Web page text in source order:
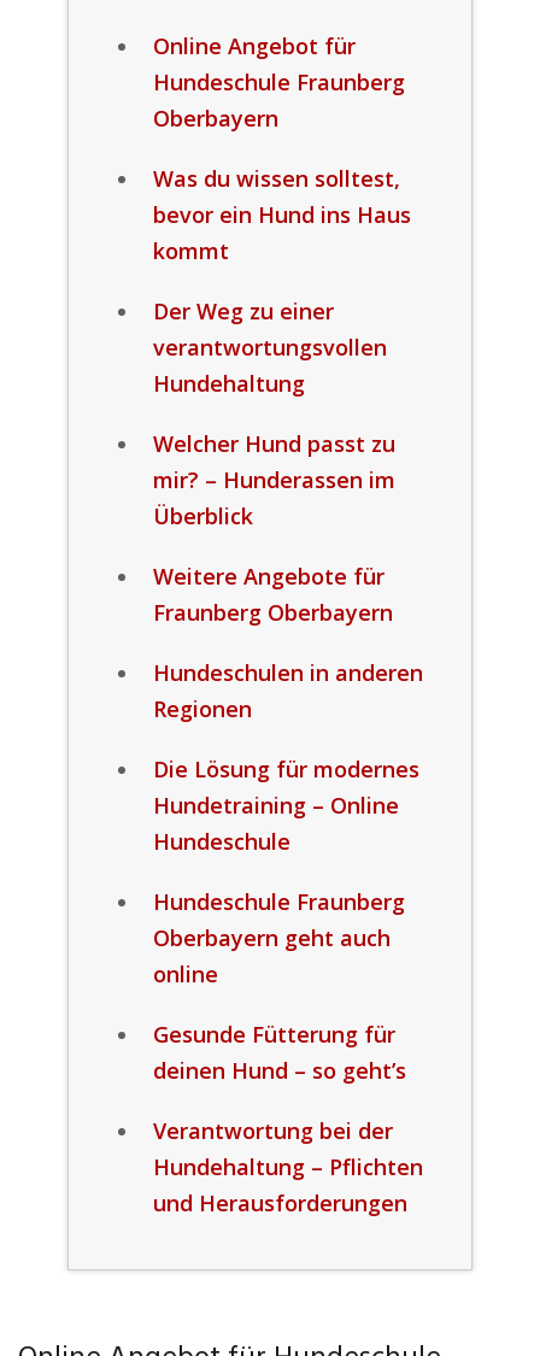
Online Angebot für
Hundeschule Fraunberg
Oberbayern
Was du wissen solltest,
bevor ein Hund ins Haus
kommt
Der Weg zu einer
verantwortungsvollen
Hundehaltung
Welcher Hund passt zu
mir? – Hunderassen im
Überblick
Weitere Angebote für
Fraunberg Oberbayern
Hundeschulen in anderen
Regionen
Die Lösung für modernes
Hundetraining – Online
Hundeschule
Hundeschule Fraunberg
Oberbayern geht auch
online
Gesunde Fütterung für
deinen Hund – so geht’s
Verantwortung bei der
Hundehaltung – Pflichten
und Herausforderungen